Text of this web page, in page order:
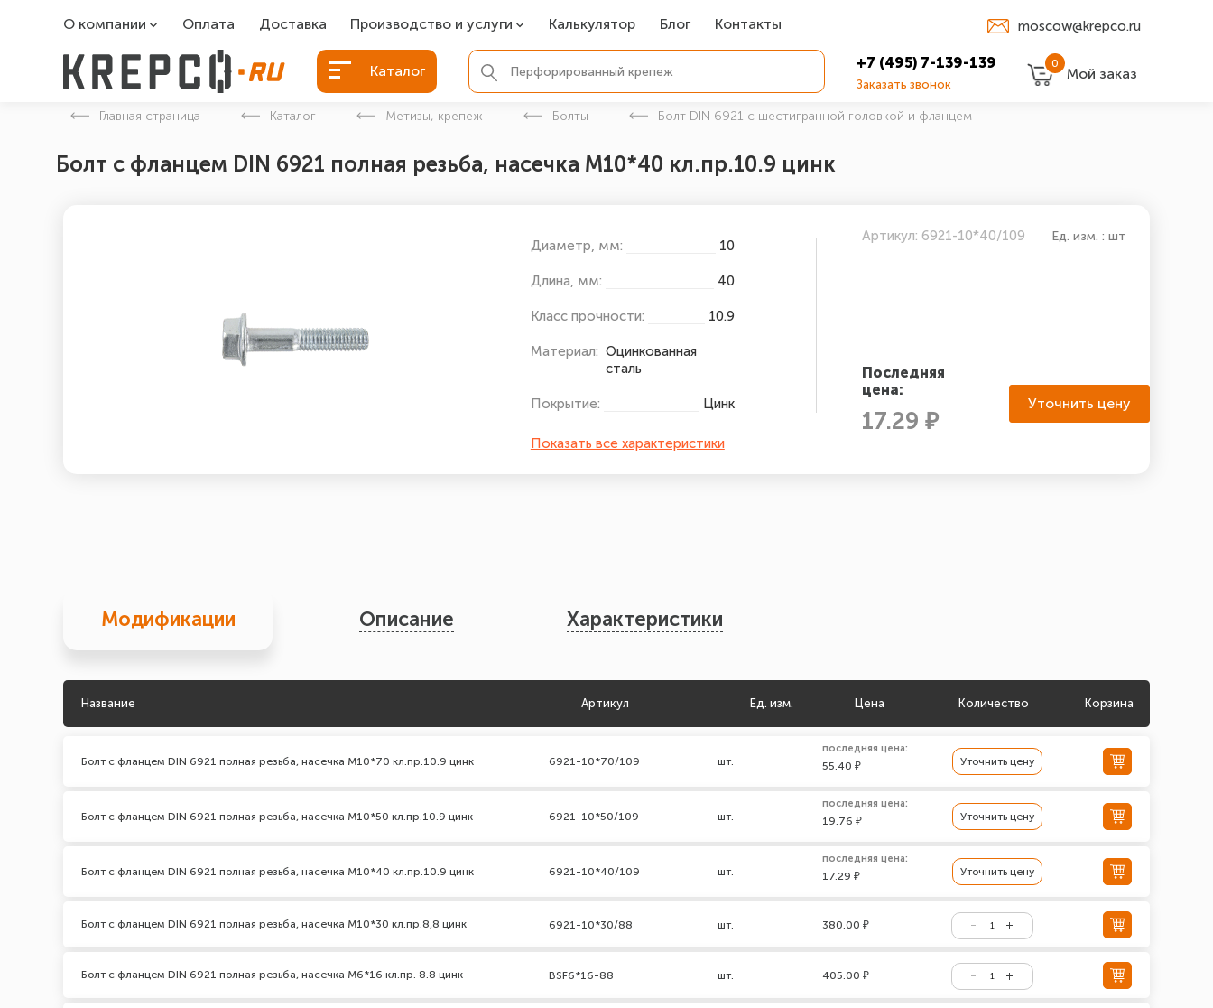
О компании
О компании
Оплата Доставка Производство и услуги
Болты БСР
Болты для фундамента
Закладные детали
Калькулятор Блог Контакты moscow@krepco.ru
Каталог +7 (495) 7-139-139
Заказать звонок
0
Мой заказ
Главная страница Каталог Метизы, крепеж Болты Болт DIN 6921 с шестигранной головкой и фланцем
Болт с фланцем DIN 6921 полная резьба, насечка М10*40 кл.пр.10.9 цинк
Диаметр, мм: 10
Длина, мм: 40
Класс прочности: 10.9
Материал: Оцинкованная
сталь
Покрытие: Цинк
Показать все характеристики
Артикул: 6921-10*40/109 Ед. изм. : шт
Последняя
цена:
17.29 ₽
Уточнить цену
Модификации Описание Характеристики
Название Артикул Ед. изм. Цена Количество Корзина
Болт с фланцем DIN 6921 полная резьба, насечка М10*70 кл.пр.10.9 цинк 6921-10*70/109 шт.
последняя цена:
55.40 ₽ Уточнить цену
Болт с фланцем DIN 6921 полная резьба, насечка М10*50 кл.пр.10.9 цинк 6921-10*50/109 шт.
последняя цена:
19.76 ₽ Уточнить цену
Болт с фланцем DIN 6921 полная резьба, насечка М10*40 кл.пр.10.9 цинк 6921-10*40/109 шт.
последняя цена:
17.29 ₽ Уточнить цену
Болт с фланцем DIN 6921 полная резьба, насечка М10*30 кл.пр.8,8 цинк 6921-10*30/88 шт. 380.00 ₽
Болт с фланцем DIN 6921 полная резьба, насечка М6*16 кл.пр. 8.8 цинк BSF6*16-88 шт. 405.00 ₽